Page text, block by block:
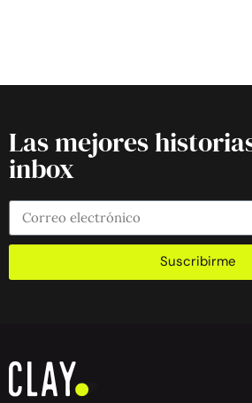
Las mejores
inbox
Suscribirme